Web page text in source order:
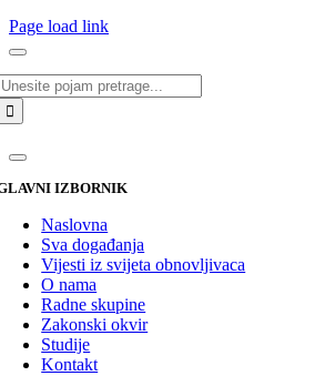
Page load link
IZBORNIK
Naslovna
Sva događanja
Vijesti iz svijeta obnovljivaca
O nama
Radne skupine
Zakonski okvir
Studije
Kontakt